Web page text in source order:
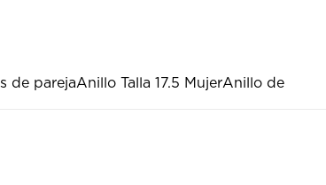
de parejaAnillo Talla 17.5 MujerAnillo de